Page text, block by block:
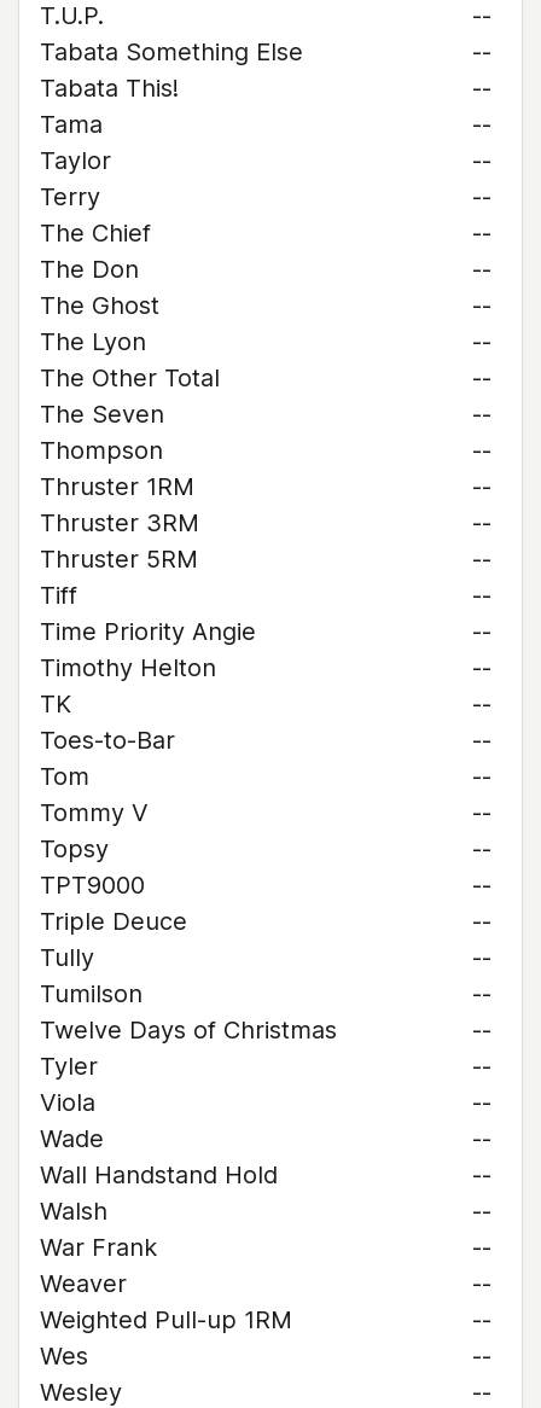
T.U.P.
--
Tabata Something Else
--
Tabata This!
--
Tama
--
Taylor
--
Terry
--
The Chief
--
The Don
--
The Ghost
--
The Lyon
--
The Other Total
--
The Seven
--
Thompson
--
Thruster 1RM
--
Thruster 3RM
--
Thruster 5RM
--
Tiff
--
Time Priority Angie
--
Timothy Helton
--
TK
--
Toes-to-Bar
--
Tom
--
Tommy V
--
Topsy
--
TPT9000
--
Triple Deuce
--
Tully
--
Tumilson
--
Twelve Days of Christmas
--
Tyler
--
Viola
--
Wade
--
Wall Handstand Hold
--
Walsh
--
War Frank
--
Weaver
--
Weighted Pull-up 1RM
--
Wes
--
Wesley
--